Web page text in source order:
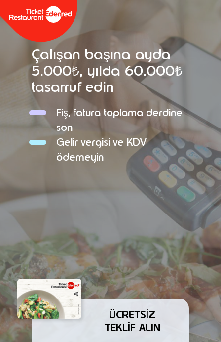
Çalışan başına ayda
5.000₺, yılda 60.000₺
tasarruf edin
Fiş, fatura toplama derdine
son
Gelir vergisi ve KDV
ödemeyin
ÜCRETSIZ
TEKLIF ALIN